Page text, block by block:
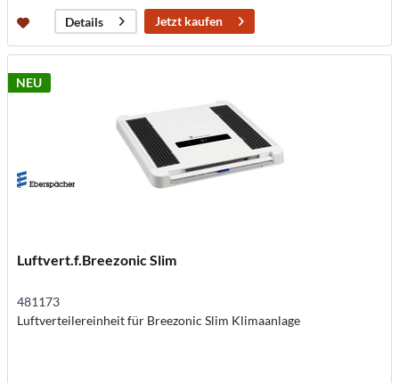
Details Jetzt kaufen
NEU
Luftvert.f.Breezonic Slim
481173
Luftverteilereinheit für Breezonic Slim Klimaanlage